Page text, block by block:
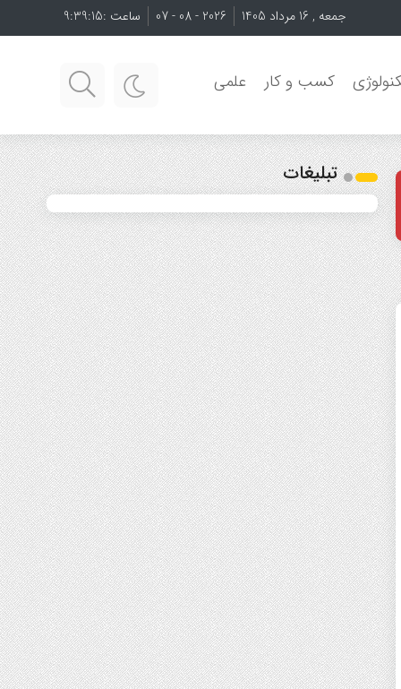
جمعه , 16 مرداد 1405 2026 - 08 - 07 ساعت :9:39:16
کسب و کار علمی
تبلیغات